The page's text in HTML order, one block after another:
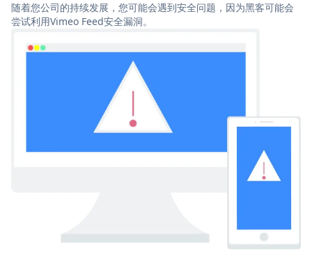
随着您公司的持续发展，您可能会遇到安全问题，因为黑客可能会
尝试利用Vimeo Feed安全漏洞。